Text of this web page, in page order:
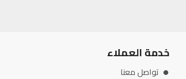
خدمة العملاء
تواصل معنا